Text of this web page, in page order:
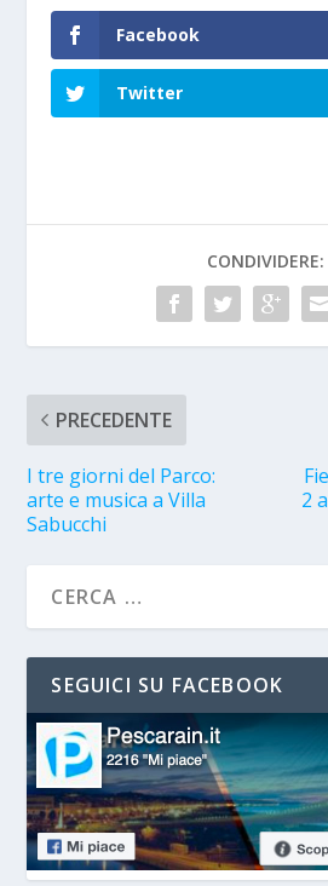
Facebook
Twitter
CONDIVIDERE:
PRECEDENTE
I tre giorni del Parco:
arte e musica a Villa
Sabucchi
2
SEGUICI SU FACEBOOK